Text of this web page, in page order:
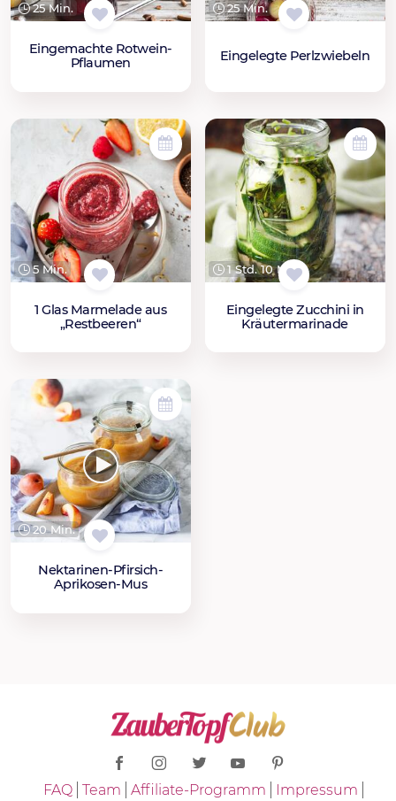
25 Min.
Eingemachte Rotwein-
Pflaumen
25 Min.
Eingelegte Perlzwiebeln
5 Min.
1 Glas Marmelade aus
„Restbeeren“
1 Std. 10 Min.
Eingelegte Zucchini in
Kräutermarinade
20 Min.
Nektarinen-Pfirsich-
Aprikosen-Mus
FAQ Team Affiliate-Programm Impressum